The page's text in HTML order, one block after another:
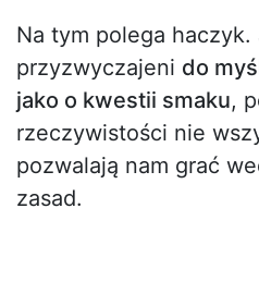
Na tym polega haczyk.
przyzwyczajeni do
jako o kwestii smaku,
rzeczywistości nie
pozwalają nam grać
zasad.